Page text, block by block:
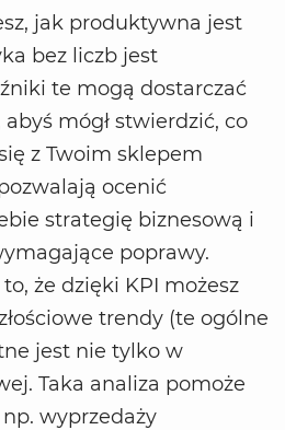
jak produktywna jest
bez liczb jest
te mogą dostarczać
mógł stwierdzić, co
z Twoim sklepem
ocenić
strategię biznesową i
poprawy.
że dzięki KPI możesz
trendy (te ogólne
jest nie tylko w
Taka analiza pomoże
wyprzedaży